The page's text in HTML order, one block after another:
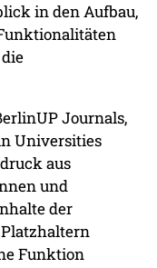
in den Aufbau,
Journals,
Universities
aus
und
der
Funktion